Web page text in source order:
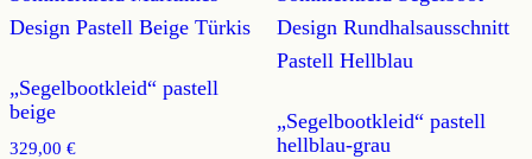
„Segelbootkleid“ pastell
beige
329,00 €
„Segelbootkleid“ pastell
hellblau-grau